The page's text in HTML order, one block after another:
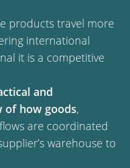
products travel more
international
it is a competitive
and
of how goods,
are coordinated
warehouse to